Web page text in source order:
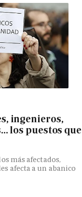
ingenieros,
los puestos que
más afectados,
afecta a un abanico